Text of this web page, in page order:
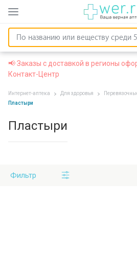
📢 Заказы с доставкой в регионы
Контакт-Центр
Интернет-аптека Для здоровья
Пластыри
Пластыри
Фильтр